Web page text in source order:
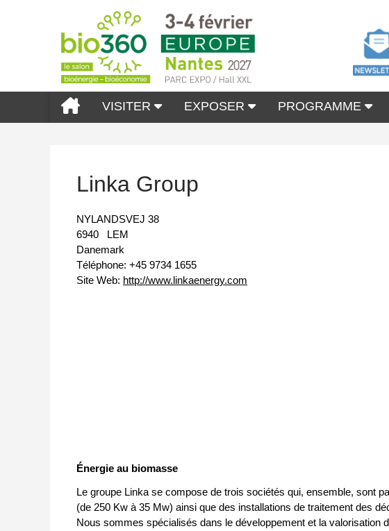
VISITER EXPOSER PROGRAMME
Linka Group
NYLANDSVEJ 38
6940
LEM
Danemark
Téléphone: +45 9734 1655
Site Web: http://www.linkaenergy.com
Énergie au biomasse
Le groupe Linka se compose de trois sociétés qui, ensemble, sont
(de 250 Kw à 35 Mw) ainsi que des installations de traitement des
Nous sommes spécialisés dans le développement et la